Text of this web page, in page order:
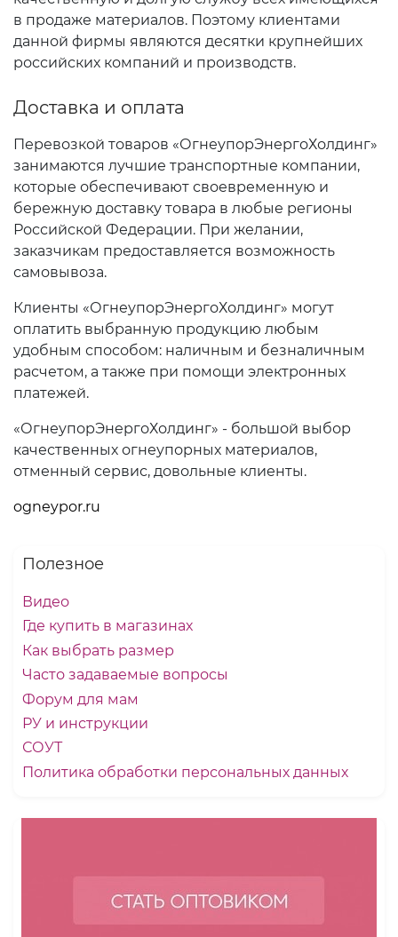
в продаже материалов. Поэтому клиентами
данной фирмы являются десятки крупнейших
российских компаний и производств.
Доставка и оплата
Перевозкой товаров «ОгнеупорЭнергоХолдинг»
занимаются лучшие транспортные компании,
которые обеспечивают своевременную и
бережную доставку товара в любые регионы
Российской Федерации. При желании,
заказчикам предоставляется возможность
самовывоза.
Клиенты «ОгнеупорЭнергоХолдинг» могут
оплатить выбранную продукцию любым
удобным способом: наличным и безналичным
расчетом, а также при помощи электронных
платежей.
«ОгнеупорЭнергоХолдинг» - большой выбор
качественных огнеупорных материалов,
отменный сервис, довольные клиенты.
ogneypor.ru
Полезное
Видео
Где купить в магазинах
Как выбрать размер
Часто задаваемые вопросы
Форум для мам
РУ и инструкции
СОУТ
Политика обработки персональных данных